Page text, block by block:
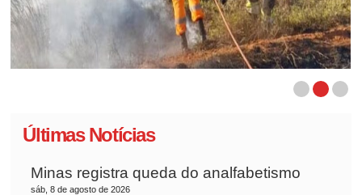
Últimas Notícias
Minas registra queda do analfabetismo
sáb, 8 de agosto de 2026